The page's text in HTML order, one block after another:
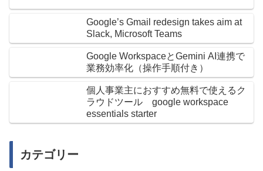
Google’s Gmail redesign takes aim at
Slack, Microsoft Teams
Google WorkspaceとGemini AI連携で
業務効率化（操作手順付き）
個人事業主におすすめ無料で使えるク
ラウドツール google workspace
essentials starter
カテゴリー